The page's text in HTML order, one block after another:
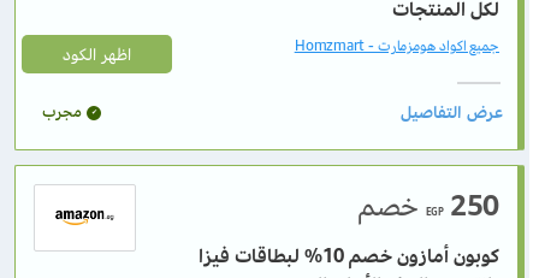
لكل المنتجات
اظهر الكود جميع اكواد هومزمارت - Homzmart
مجرب
250
EGP خصم
كوبون أمازون خصم 10% لبطاقات فيزا